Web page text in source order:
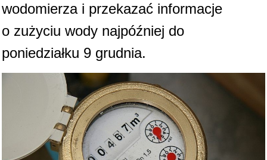
wodomierza i przekazać informacje
o zużyciu wody najpóźniej do
poniedziałku 9 grudnia.